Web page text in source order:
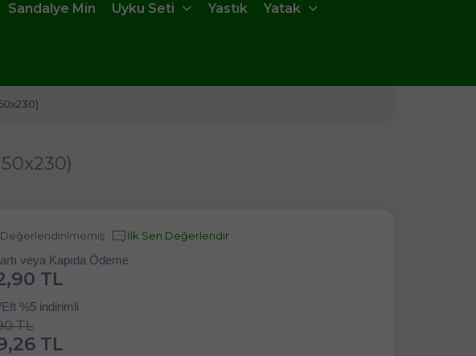
Sandalye Min Uyku Seti Yastık Yatak
İlk Sen Değerlendir
veya Kapıda Ödeme
TL
%5 indirimli
TL
TL